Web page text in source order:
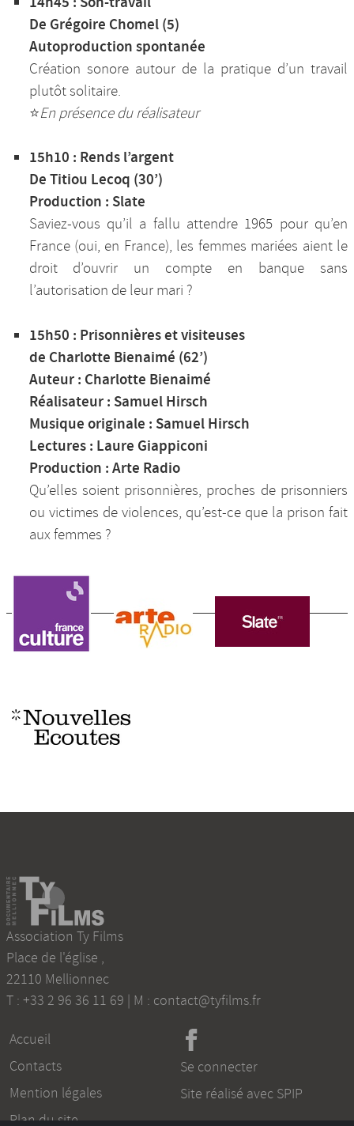
De Grégoire Chomel (5)
Autoproduction spontanée
Création sonore autour de la pratique d’un travail
plutôt solitaire.
⭐️En présence du réalisateur
15h10 : Rends l’argent
De Titiou Lecoq (30’)
Production : Slate
Saviez-vous qu’il a fallu attendre 1965 pour qu’en
France (oui, en France), les femmes mariées aient le
droit d’ouvrir un compte en banque sans
l’autorisation de leur mari ?
15h50 : Prisonnières et visiteuses
de Charlotte Bienaimé (62’)
Auteur : Charlotte Bienaimé
Réalisateur : Samuel Hirsch
Musique originale : Samuel Hirsch
Lectures : Laure Giappiconi
Production : Arte Radio
Qu’elles soient prisonnières, proches de prisonniers
ou victimes de violences, qu’est-ce que la prison fait
aux femmes ?
Association Ty Films
Place de l'église ,
22110 Mellionnec
T : +33 2 96 36 11 69 | M : contact@tyfilms.fr
Accueil
Contacts
Mention légales
Plan du site
Se connecter
Site réalisé avec SPIP